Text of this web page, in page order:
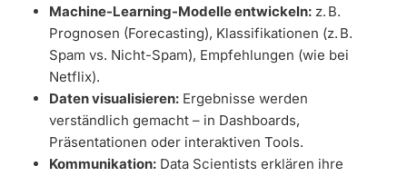
Machine-Learning-Modelle entwickeln: z. B.
Prognosen (Forecasting), Klassifikationen (z. B.
Spam vs. Nicht-Spam), Empfehlungen (wie bei
Netflix).
Daten visualisieren: Ergebnisse werden
verständlich gemacht – in Dashboards,
Präsentationen oder interaktiven Tools.
Kommunikation: Data Scientists erklären ihre